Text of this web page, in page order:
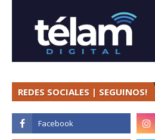
REDES SOCIALES | SEGUINOS!